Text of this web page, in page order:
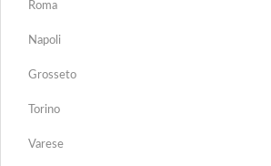
Roma
Napoli
Grosseto
Torino
Varese